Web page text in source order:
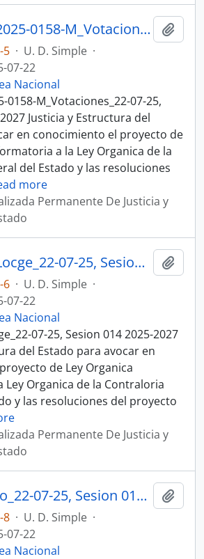
005_An-Cjee-2025-0158-M_Votaciones_22-07-25, Sesion 014 Justicia y Estructura del Estado
5 · U. D. Simple ·
07-22
Nacional
0158-M_Votaciones_22-07-25,
Justicia y Estructura del
en conocimiento el proyecto de
a la Ley Organica de la
del Estado y las resoluciones
more
Permanente De Justicia y
006_S-D_Ppt Locge_22-07-25, Sesion 014 Justicia y Estructura del Estado
6 · U. D. Simple ·
07-22
Nacional
07-25, Sesion 014 2025-2027
del Estado para avocar en
de Ley Organica
Ley Organica de la Contraloria
y las resoluciones del proyecto
Permanente De Justicia y
008_S-D_Audio_22-07-25, Sesion 014 Justicia y Estructura del Estado
8 · U. D. Simple ·
07-22
Nacional